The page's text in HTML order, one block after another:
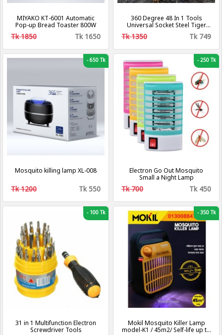
MIYAKO KT-6001 Automatic
Pop-up Bread Toaster 800W
Tk 1850 Tk 1650
360 Degree 48 In 1 Tools
Universal Socket Steel Tiger
Wrench with Spline Bolts Torx
6-Point Furniture Car Repair
Tk 1350 Tk 749
-650 Tk
Mosquito killing lamp XL-008
Tk 1200 Tk 550
-250 Tk
Electron Go Out Mosquito
Small a Night Lamp
Tk 700 Tk 450
-100 Tk
31 in 1 Multifunction Electron
Screwdriver Tools
-350 Tk
Mokil Mosquito Killer Lamp
model-K1 / 45m2/ Self-life up to